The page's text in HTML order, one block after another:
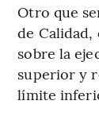
Otro que
de Calidad,
sobre la
superior y
límite